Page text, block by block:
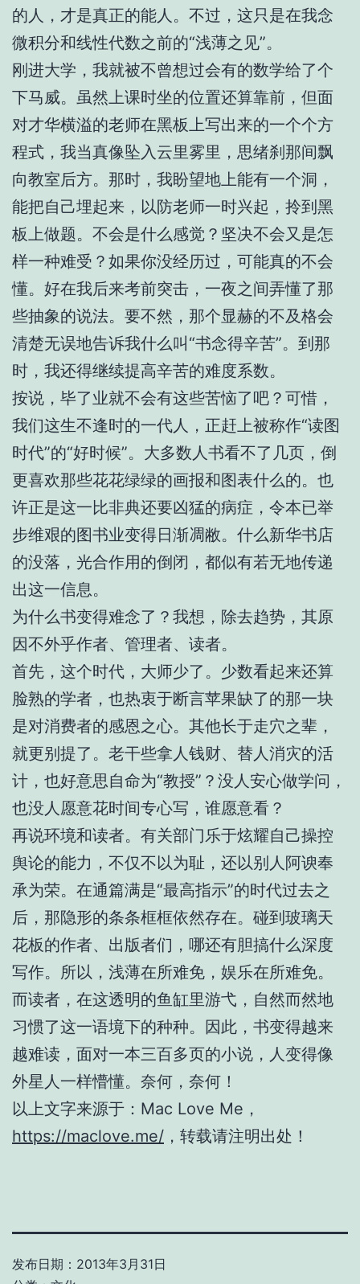
的人，才是真正的能人。不过，这只是在我念
微积分和线性代数之前的“浅薄之见”。
刚进大学，我就被不曾想过会有的数学给了个
下马威。虽然上课时坐的位置还算靠前，但面
对才华横溢的老师在黑板上写出来的一个个方
程式，我当真像坠入云里雾里，思绪刹那间飘
向教室后方。那时，我盼望地上能有一个洞，
能把自己埋起来，以防老师一时兴起，拎到黑
板上做题。不会是什么感觉？坚决不会又是怎
样一种难受？如果你没经历过，可能真的不会
懂。好在我后来考前突击，一夜之间弄懂了那
些抽象的说法。要不然，那个显赫的不及格会
清楚无误地告诉我什么叫“书念得辛苦”。到那
时，我还得继续提高辛苦的难度系数。
按说，毕了业就不会有这些苦恼了吧？可惜，
我们这生不逢时的一代人，正赶上被称作“读图
时代”的“好时候”。大多数人书看不了几页，倒
更喜欢那些花花绿绿的画报和图表什么的。也
许正是这一比非典还要凶猛的病症，令本已举
步维艰的图书业变得日渐凋敝。什么新华书店
的没落，光合作用的倒闭，都似有若无地传递
出这一信息。
为什么书变得难念了？我想，除去趋势，其原
因不外乎作者、管理者、读者。
首先，这个时代，大师少了。少数看起来还算
脸熟的学者，也热衷于断言苹果缺了的那一块
是对消费者的感恩之心。其他长于走穴之辈，
就更别提了。老干些拿人钱财、替人消灾的活
计，也好意思自命为“教授”？没人安心做学问，
也没人愿意花时间专心写，谁愿意看？
再说环境和读者。有关部门乐于炫耀自己操控
舆论的能力，不仅不以为耻，还以别人阿谀奉
承为荣。在通篇满是“最高指示”的时代过去之
后，那隐形的条条框框依然存在。碰到玻璃天
花板的作者、出版者们，哪还有胆搞什么深度
写作。所以，浅薄在所难免，娱乐在所难免。
而读者，在这透明的鱼缸里游弋，自然而然地
习惯了这一语境下的种种。因此，书变得越来
越难读，面对一本三百多页的小说，人变得像
外星人一样懵懂。奈何，奈何！
以上文字来源于：Mac Love Me，
https://maclove.me/ ，转载请注明出处！
发布日期： 2013年3月31日